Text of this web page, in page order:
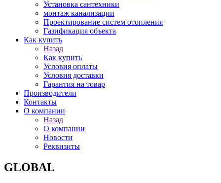
Установка сантехники
монтаж канализации
Проектирование систем отопления
Газификация объекта
Как купить
Назад
Как купить
Условия оплаты
Условия доставки
Гарантия на товар
Производители
Контакты
О компании
Назад
О компании
Новости
Реквизиты
GLOBAL